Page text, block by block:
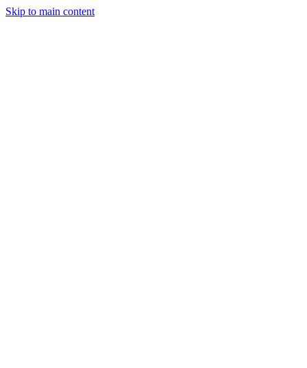
Skip to main content